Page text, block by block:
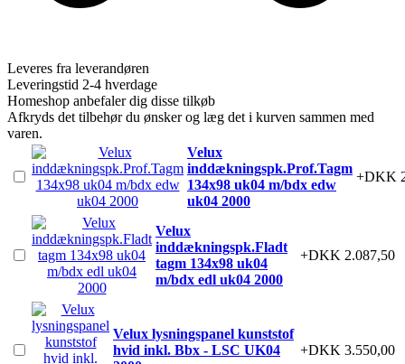
Leveres fra leverandøren
Leveringstid 2-4 hverdage
Homeshop anbefaler dig disse tilkøb
Afkryds det tilbehør du ønsker og læg det i kurven sammen med
varen.
Velux
inddækningspk.Prof.Tagm
134x98 uk04 m/bdx edw
uk04 2000
+DKK
Velux
inddækningspk.Fladt
tagm 134x98 uk04
m/bdx edl uk04 2000
+DKK 2.087,50
Velux lysningspanel kunststof
hvid inkl. Bbx - LSC UK04
+DKK 3.550,00